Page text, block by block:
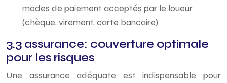
modes de paiement acceptés par le loueur
(chèque, virement, carte bancaire).
3.3 assurance: couverture optimale
pour les risques
Une assurance adéquate est indispensable pour